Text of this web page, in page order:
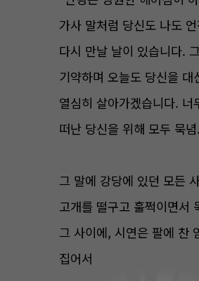
가사 말처럼 당신도 나도
다시 만날 날이 있습니다.
기약하며 오늘도 당신을 대
열심히 살아가겠습니다. 너
떠난 당신을 위해 모두 묵념
그 말에 강당에 있던 모든
고개를 떨구고 훌쩍이면서
그 사이에, 시연은 팔에 찬
집어서